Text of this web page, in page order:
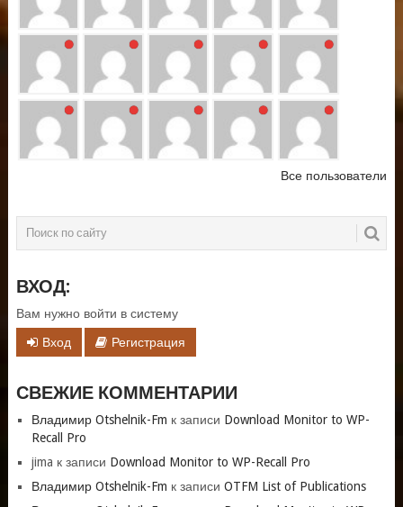
Все пользователи
ВХОД:
Вам нужно войти в систему
Вход
Регистрация
СВЕЖИЕ КОММЕНТАРИИ
Владимир Otshelnik-Fm к записи Download Monitor to WP-
Recall Pro
jima к записи Download Monitor to WP-Recall Pro
Владимир Otshelnik-Fm к записи OTFM List of Publications